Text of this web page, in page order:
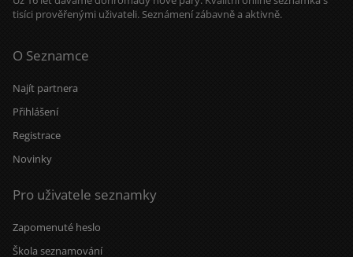
tisíci prověřenými uživateli. Seznámení zábavně a aktivně.
O Seznamce
Najít partnera
Přihlášení
Registrace
Novinky
Pro uživatele seznamky
Zapomenuté heslo
Škola seznamování